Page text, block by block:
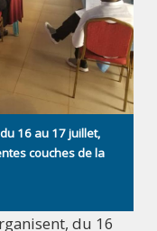
16 au 17 juillet,
couches de la
du 16